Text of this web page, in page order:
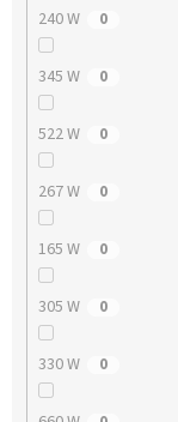
240 W 0
345 W 0
522 W 0
267 W 0
165 W 0
305 W 0
330 W 0